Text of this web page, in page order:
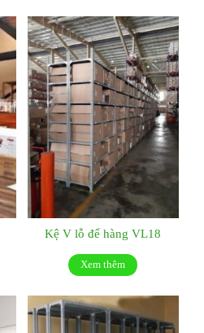
Kệ V lỗ để hàng VL18
Xem thêm